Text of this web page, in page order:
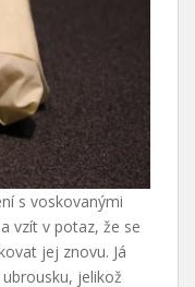
s voskovanými
vzít v potaz, že se
jej znovu. Já
jelikož